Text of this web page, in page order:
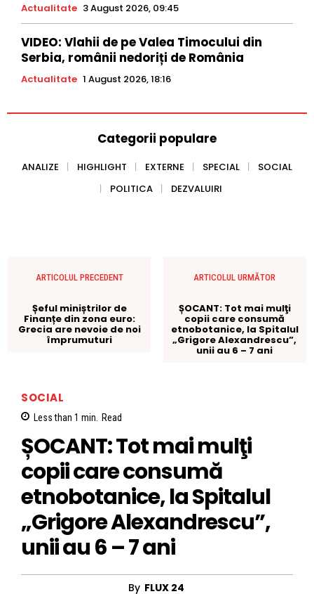
Actualitate 3 August 2026, 09:45
VIDEO: Vlahii de pe Valea Timocului din
Serbia, românii nedoriți de România
Actualitate 1 August 2026, 18:16
Categorii populare
ANALIZE HIGHLIGHT EXTERNE SPECIAL
SOCIAL
POLITICA
DEZVALUIRI
ARTICOLUL PRECEDENT
Șeful miniștrilor de
Finanțe din zona euro:
Grecia are nevoie de noi
împrumuturi
ARTICOLUL URMĂTOR
ȘOCANT: Tot mai mulţi
copii care consumă
etnobotanice, la Spitalul
„Grigore Alexandrescu”,
unii au 6 – 7 ani